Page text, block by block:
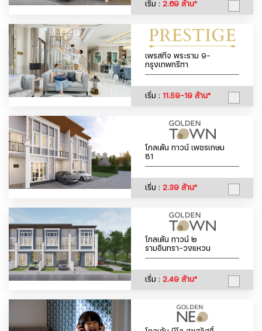
เริ่ม : 2.69 ล้าน*
เพรสทีจ พระราม 9-
กรุงเทพกรีฑา
เริ่ม : 11.59-19 ล้าน*
โกลเด้น ทาวน์ เพชรเกษม
81
เริ่ม : 2.39 ล้าน*
โกลเด้น ทาวน์ ๒
รามอินทรา-วงแหวน
เริ่ม : 2.49 ล้าน*